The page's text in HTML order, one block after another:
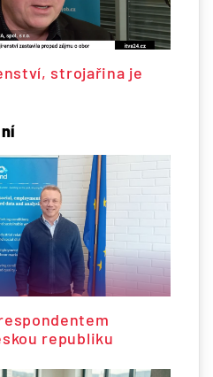
strojařina je
republiku